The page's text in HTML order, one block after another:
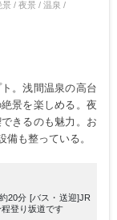
景 / 夜景 / 温泉 /
。浅間温泉の高台
景を楽しめる。夜
きるのも魅力。お
も整っている。
20分 [バス・送迎]JR
登り坂道です